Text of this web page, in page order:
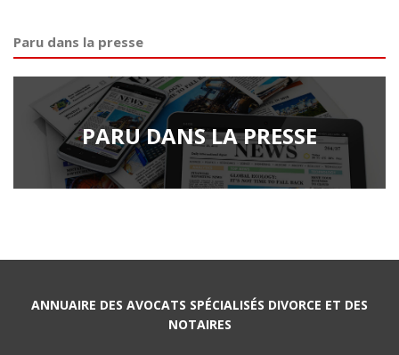
Paru dans la presse
PARU DANS LA PRESSE
ANNUAIRE DES AVOCATS SPÉCIALISÉS DIVORCE ET DES
NOTAIRES